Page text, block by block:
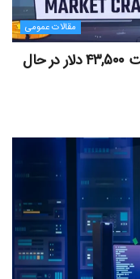
مقالات عمومی
مایکل ترپین: متاسفم، بیت‌کوین به سمت ۴۳,۵۰۰ دلار در حال